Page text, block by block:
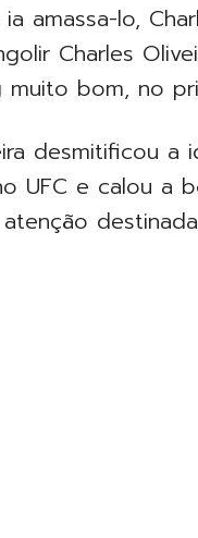
amassa-lo,
Charles
muito bom, no
desmitificou
UFC e calou a
atenção